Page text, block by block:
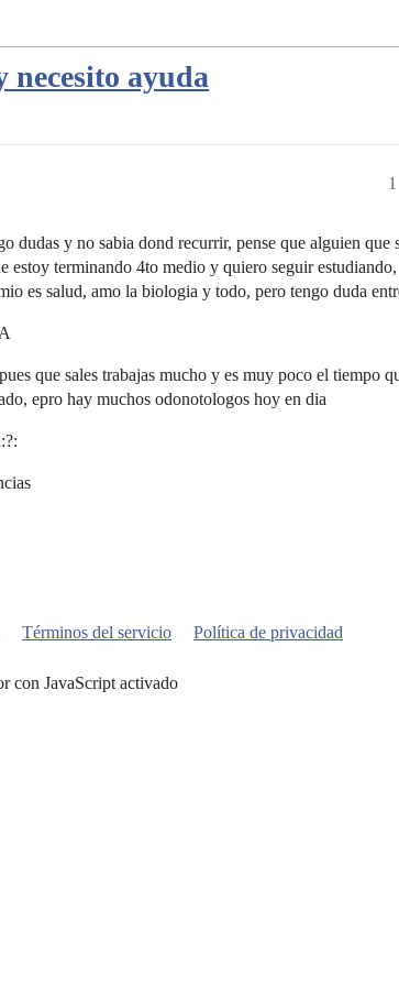
necesito ayuda
1
dudas y no sabia dond recurrir, pense que alguien que
estoy terminando 4to medio y quiero seguir
es salud, amo la biologia y todo, pero tengo duda
que sales trabajas mucho y es muy poco el tiempo
epro hay muchos odonotologos hoy en dia
Términos del servicio Política de privacidad
con JavaScript activado